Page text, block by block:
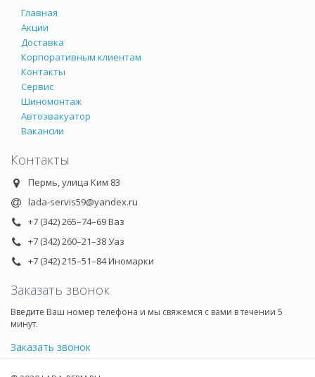
Главная
Акции
Доставка
Корпоративным клиентам
Контакты
Сервис
Шиномонтаж
Автоэвакуатор
Вакансии
Контакты
Пермь, улица Ким 83
lada-servis59@yandex.ru
+7 (342) 265–74–69 Ваз
+7 (342) 260–21–38 Уаз
+7 (342) 215–51–84 Иномарки
Заказать звонок
Введите Ваш номер телефона и мы свяжемся с вами в течении 5
минут.
Заказать звонок